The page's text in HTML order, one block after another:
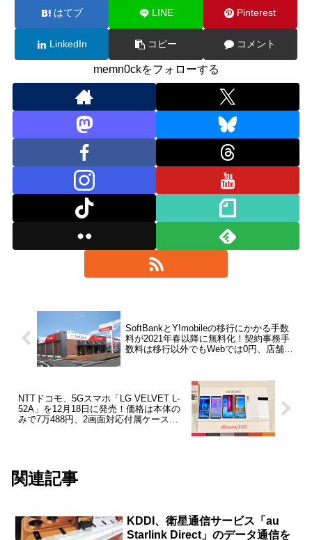
はてブ LINE Pinterest
LinkedIn コピー コメント
memn0ckをフォローする
SoftBankとY!mobileの移行にかかる手数
料が2021年春以降に無料化！契約事務手
数料は移行以外でもWebでは0円、店舗で
NTTドコモ、5Gスマホ「LG VELVET L-
52A」を12月18日に発売！価格は本体の
みで7万488円、2画面対応付属ケース付
関連記事
KDDI、衛星通信サービス「au
Starlink Direct」のデータ通信を